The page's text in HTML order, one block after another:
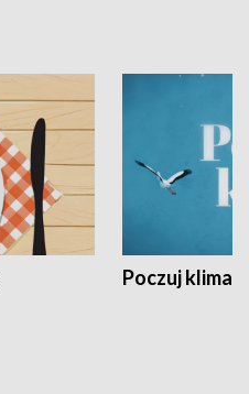
Poczuj klimat